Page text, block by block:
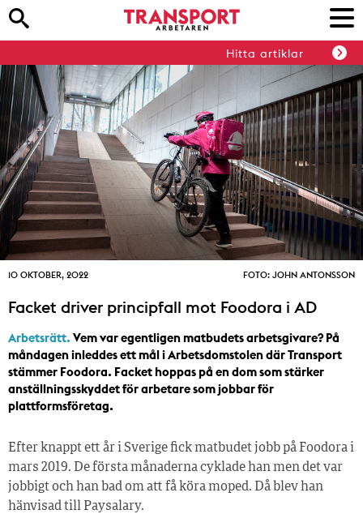
Hitta artiklar
10 OKTOBER, 2022 FOTO: JOHN ANTONSSON
Facket driver principfall mot Foodora i AD
Arbetsrätt. Vem var egentligen matbudets arbetsgivare? På
måndagen inleddes ett mål i Arbetsdomstolen där Transport
stämmer Foodora. Facket hoppas på en dom som stärker
anställningsskyddet för arbetare som jobbar för
plattformsföretag.
Efter knappt ett år i Sverige fick matbudet jobb på Foodora i
mars 2019. De första månaderna cyklade han men det var
jobbigt och han bad om att få köra moped. Då blev han
hänvisad till Paysalary.